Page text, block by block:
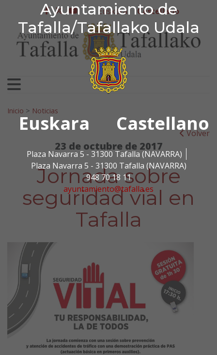
Ayuntamiento de
Tafalla/Tafallako Udala
Euskara Castellano
Plaza Navarra 5 - 31300 Tafalla (NAVARRA)
Plaza Navarra 5 - 31300 Tafalla (NAVARRA)
948 70 18 11
ayuntamiento@tafalla.es
Ir al contenido
Ayuntamiento de
facebook
twitter
youtube
Euskera Castellano
Search for:
Inicio > Noticias
Volver
23 de octubre de 2017
Jornada sobre
seguridad vial en
Tafalla